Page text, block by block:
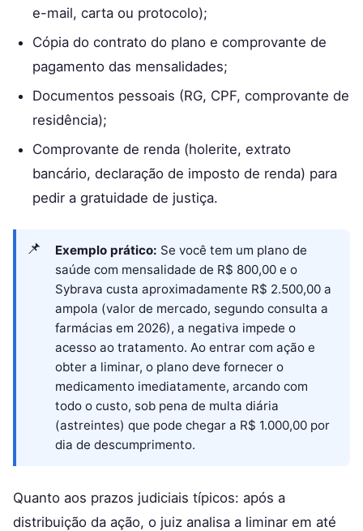
e-mail, carta ou protocolo);
Cópia do contrato do plano e comprovante de
pagamento das mensalidades;
Documentos pessoais (RG, CPF, comprovante de
residência);
Comprovante de renda (holerite, extrato
bancário, declaração de imposto de renda) para
pedir a gratuidade de justiça.
Exemplo prático: Se você tem um plano de
saúde com mensalidade de R$ 800,00 e o
Sybrava custa aproximadamente R$ 2.500,00 a
ampola (valor de mercado, segundo consulta a
farmácias em 2026), a negativa impede o
acesso ao tratamento. Ao entrar com ação e
obter a liminar, o plano deve fornecer o
medicamento imediatamente, arcando com
todo o custo, sob pena de multa diária
(astreintes) que pode chegar a R$ 1.000,00 por
dia de descumprimento.
Quanto aos prazos judiciais típicos: após a
distribuição da ação, o juiz analisa a liminar em até